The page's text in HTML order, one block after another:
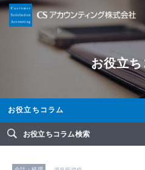
お役立
お役立ちコラム
お役立ちコラム検索